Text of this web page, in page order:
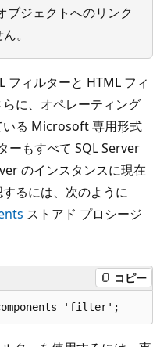
ブジェクトへのリンク
。
フィルターと HTML フィ
に、オペレーティング
いる Microsoft 専用形式
ーもすべて SQL Server
のインスタンスに現在
るには、次のように
ストアド プロシージ
コピー